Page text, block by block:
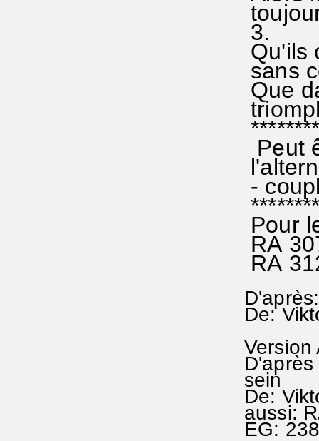
3.
Qu'ils
sans
Que
Peut
-
Pour
RA
RA
De:
Version
sein
De:
aussi:
EG: